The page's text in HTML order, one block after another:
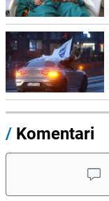
/ Komentari